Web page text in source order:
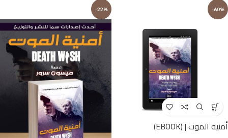
-60%
أمنية الموت | (EBOOK)
-22%